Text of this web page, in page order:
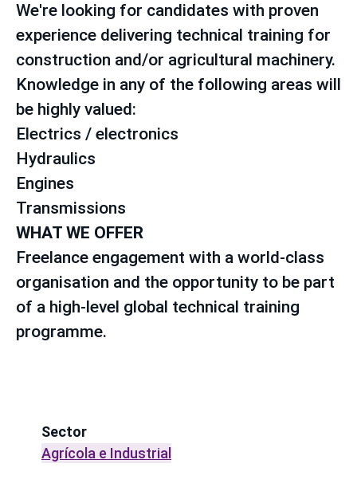
We're looking for candidates with proven
experience delivering technical training for
construction and/or agricultural machinery.
Knowledge in any of the following areas will
be highly valued:
Electrics / electronics
Hydraulics
Engines
Transmissions
WHAT WE OFFER
Freelance engagement with a world-class
organisation and the opportunity to be part
of a high-level global technical training
programme.
Sector
Agrícola e Industrial